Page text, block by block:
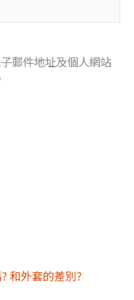
郵件地址及個人網站
和外套的差別?